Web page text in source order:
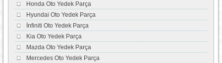
Honda Oto Yedek Parça
Hyundai Oto Yedek Parça
İnfiniti Oto Yedek Parça
Kia Oto Yedek Parça
Mazda Oto Yedek Parça
Mercedes Oto Yedek Parça